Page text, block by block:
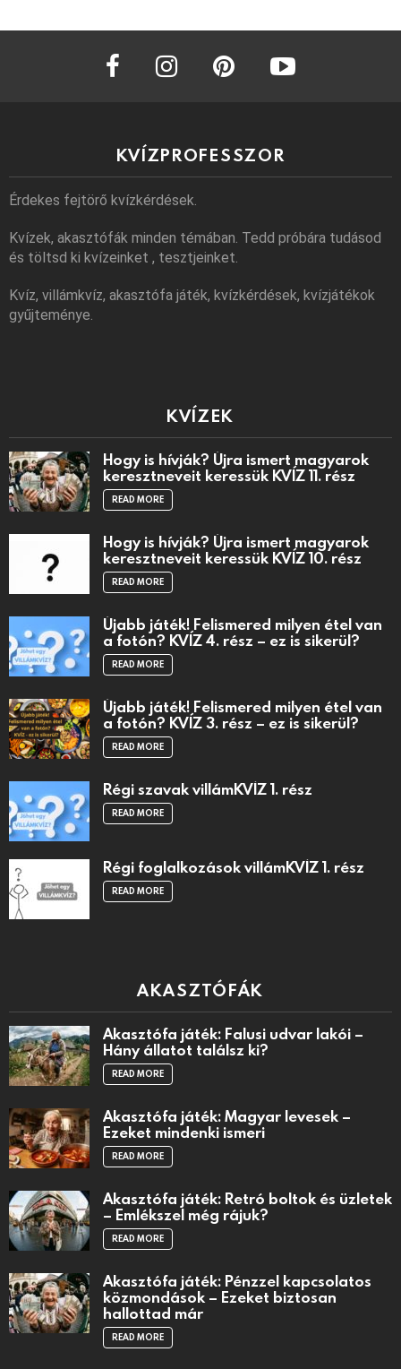
facebook instagram
KVÍZPROFESSZOR
Érdekes fejtörő kvízkérdések.
Kvízek, akasztófák minden témában. Tedd próbára tudásod
és töltsd ki kvízeinket , tesztjeinket.
Kvíz, villámkvíz, akasztófa játék, kvízkérdések, kvízjátékok
gyűjteménye.
KVÍZEK
Hogy is hívják? Újra ismert magyarok
keresztneveit keressük KVÍZ 11. rész
READ MORE
Hogy is hívják? Újra ismert magyarok
keresztneveit keressük KVÍZ 10. rész
READ MORE
Újabb játék! Felismered milyen étel van
a fotón? KVÍZ 4. rész – ez is sikerül?
READ MORE
Újabb játék! Felismered milyen étel van
a fotón? KVÍZ 3. rész – ez is sikerül?
READ MORE
Régi szavak villámKVÍZ 1. rész
READ MORE
Régi foglalkozások villámKVÍZ 1. rész
READ MORE
AKASZTÓFÁK
Akasztófa játék: Falusi udvar lakói –
Hány állatot találsz ki?
READ MORE
Akasztófa játék: Magyar levesek –
Ezeket mindenki ismeri
READ MORE
Akasztófa játék: Retró boltok és üzletek
– Emlékszel még rájuk?
READ MORE
Akasztófa játék: Pénzzel kapcsolatos
közmondások – Ezeket biztosan
hallottad már
READ MORE